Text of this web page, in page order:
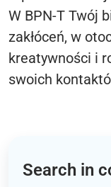
W BPN-T Twój
zakłóceń, w
kreatywności i
swoich
Search in